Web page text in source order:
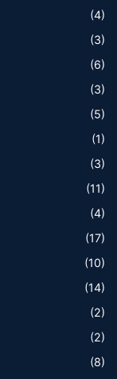
(4)
(3)
(6)
(3)
(5)
(1)
(3)
(11)
(4)
(17)
(10)
(14)
(2)
(2)
(8)